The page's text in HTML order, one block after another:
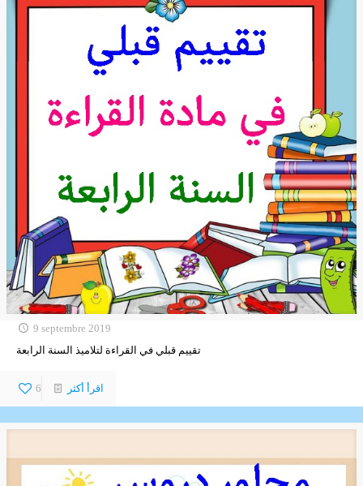
9 septembre 2019
تقييم قبلي في القراءة لتلاميذ السنة الرابعة
6 اقرأ أكثر